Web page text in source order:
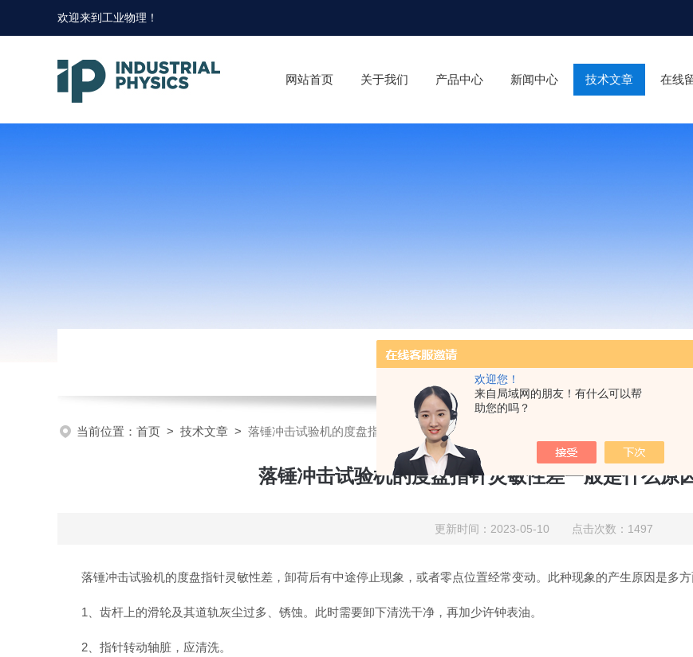
欢迎您！
来自局域网的朋友！有什么可以帮
助您的吗？
欢迎来到 工业物理 ！
网站首页 关于我们 产品中心 新闻中心 技术文章 在线
当前位置： 首页 > 技术文章 > 落锤冲击试验机的度盘指针灵敏性差一般是什么原因？怎么解决？
落锤冲击试验机的度盘指针灵敏性差一般是什么原
更新时间：2023-05-10 点击次数：1497
落锤冲击试验机的度盘指针灵敏性差，卸荷后有中途停止现象，或者零点位置经常变动。此种现象的产生原因是多方
1、齿杆上的滑轮及其道轨灰尘过多、锈蚀。此时需要卸下清洗干净，再加少许钟表油。
2、指针转动轴脏，应清洗。